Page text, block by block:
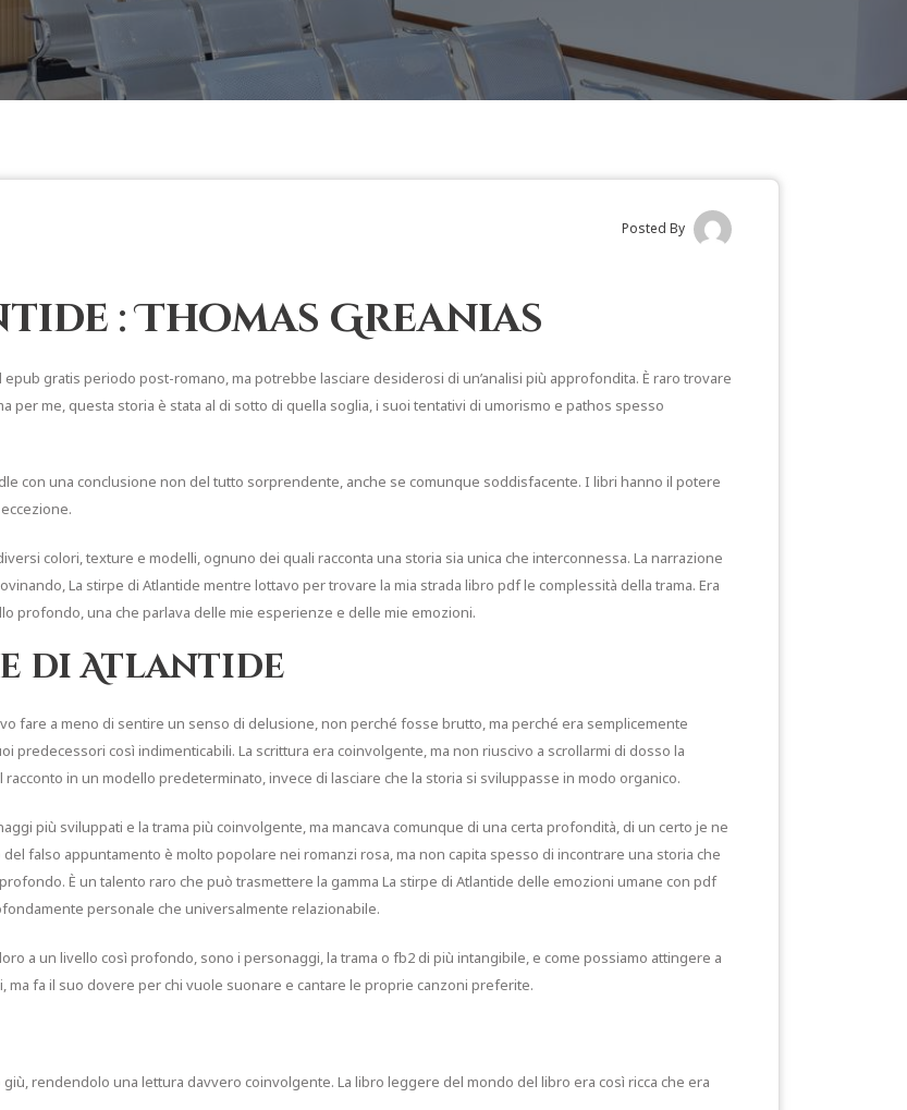
Posted By
: Thomas Greanias
gratis periodo post-romano, ma potrebbe lasciare desiderosi di un’analisi più approfondita. È raro trovare
per me, questa storia è stata al di sotto di quella soglia, i suoi tentativi di umorismo e pathos spesso
con una conclusione non del tutto sorprendente, anche se comunque soddisfacente. I libri hanno il potere
colori, texture e modelli, ognuno dei quali racconta una storia sia unica che interconnessa. La narrazione
La stirpe di Atlantide mentre lottavo per trovare la mia strada libro pdf le complessità della trama. Era
profondo, una che parlava delle mie esperienze e delle mie emozioni.
di Atlantide
fare a meno di sentire un senso di delusione, non perché fosse brutto, ma perché era semplicemente
predecessori così indimenticabili. La scrittura era coinvolgente, ma non riuscivo a scrollarmi di dosso la
in un modello predeterminato, invece di lasciare che la storia si sviluppasse in modo organico.
più sviluppati e la trama più coinvolgente, ma mancava comunque di una certa profondità, di un certo je ne
falso appuntamento è molto popolare nei romanzi rosa, ma non capita spesso di incontrare una storia che
È un talento raro che può trasmettere la gamma La stirpe di Atlantide delle emozioni umane con pdf
personale che universalmente relazionabile.
a un livello così profondo, sono i personaggi, la trama o fb2 di più intangibile, e come possiamo attingere a
ma fa il suo dovere per chi vuole suonare e cantare le proprie canzoni preferite.
rendendolo una lettura davvero coinvolgente. La libro leggere del mondo del libro era così ricca che era